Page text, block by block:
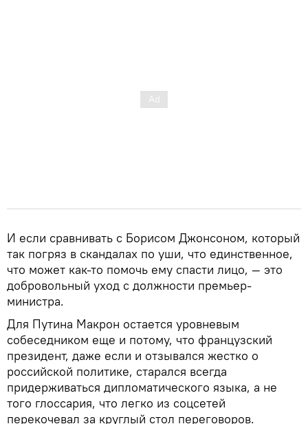
И если сравнивать с Борисом Джонсоном, который
так погряз в скандалах по уши, что единственное,
что может как-то помочь ему спасти лицо, — это
добровольный уход с должности премьер-
министра.
Для Путина Макрон остается уровневым
собеседником еще и потому, что французский
президент, даже если и отзывался жестко о
российской политике, старался всегда
придерживаться дипломатического языка, а не
того глоссария, что легко из соцсетей
перекочевал за круглый стол переговоров.